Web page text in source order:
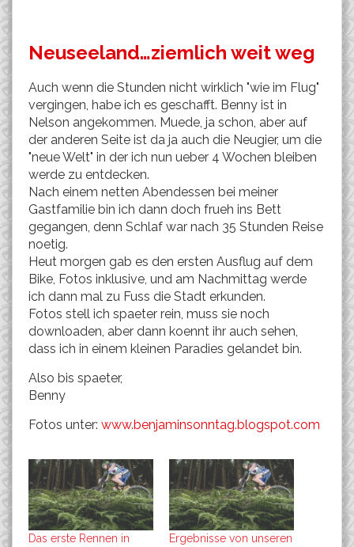
Neuseeland…ziemlich weit weg
Auch wenn die Stunden nicht wirklich "wie im Flug"
vergingen, habe ich es geschafft. Benny ist in
Nelson angekommen. Muede, ja schon, aber auf
der anderen Seite ist da ja auch die Neugier, um die
"neue Welt" in der ich nun ueber 4 Wochen bleiben
werde zu entdecken.
Nach einem netten Abendessen bei meiner
Gastfamilie bin ich dann doch frueh ins Bett
gegangen, denn Schlaf war nach 35 Stunden Reise
noetig.
Heut morgen gab es den ersten Ausflug auf dem
Bike, Fotos inklusive, und am Nachmittag werde
ich dann mal zu Fuss die Stadt erkunden.
Fotos stell ich spaeter rein, muss sie noch
downloaden, aber dann koennt ihr auch sehen,
dass ich in einem kleinen Paradies gelandet bin.
Also bis spaeter,
Benny
Fotos unter: www.benjaminsonntag.blogspot.com
Das erste Rennen in
Ergebnisse von unseren